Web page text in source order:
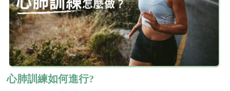
心肺訓練如何進行?